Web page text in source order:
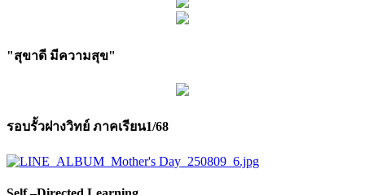
"สุขาดี มีความสุข"
รอบรั้วฝางวิทย์ ภาคเรียน1/68